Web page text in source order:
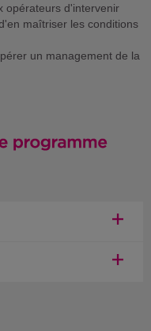
opérateurs d'intervenir
maîtriser les conditions
un management de la